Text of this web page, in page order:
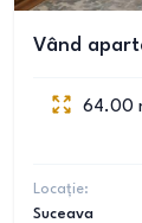
Vând
64.00
Locație:
Suceava